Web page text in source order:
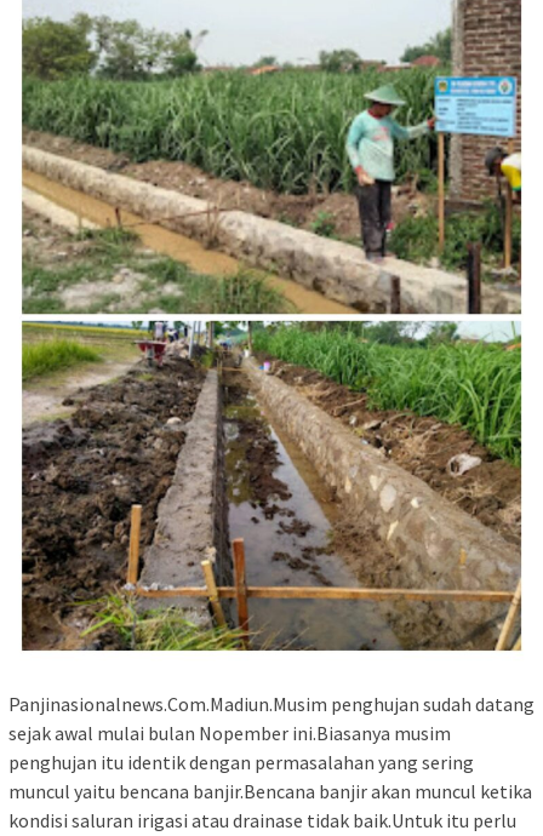
Panjinasionalnews.Com.Madiun.Musim penghujan sudah datang
sejak awal mulai bulan Nopember ini.Biasanya musim
penghujan itu identik dengan permasalahan yang sering
muncul yaitu bencana banjir.Bencana banjir akan muncul ketika
kondisi saluran irigasi atau drainase tidak baik.Untuk itu perlu